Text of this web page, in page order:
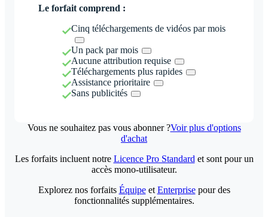
Le forfait comprend :
Cinq téléchargements de vidéos par mois
Un pack par mois
Aucune attribution requise
Téléchargements plus rapides
Assistance prioritaire
Sans publicités
Vous ne souhaitez pas vous abonner ?Voir plus d'options
d'achat
Les forfaits incluent notre Licence Pro Standard et sont pour un
accès mono-utilisateur.
Explorez nos forfaits Équipeet Enterprisepour des
fonctionnalités supplémentaires.